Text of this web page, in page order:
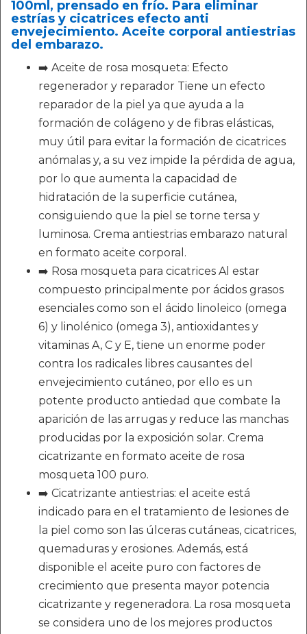
100ml, prensado en frío. Para eliminar
estrías y cicatrices efecto anti
envejecimiento. Aceite corporal antiestrias
del embarazo.
➡️ Aceite de rosa mosqueta: Efecto
regenerador y reparador Tiene un efecto
reparador de la piel ya que ayuda a la
formación de colágeno y de fibras elásticas,
muy útil para evitar la formación de cicatrices
anómalas y, a su vez impide la pérdida de agua,
por lo que aumenta la capacidad de
hidratación de la superficie cutánea,
consiguiendo que la piel se torne tersa y
luminosa. Crema antiestrias embarazo natural
en formato aceite corporal.
➡️ Rosa mosqueta para cicatrices Al estar
compuesto principalmente por ácidos grasos
esenciales como son el ácido linoleico (omega
6) y linolénico (omega 3), antioxidantes y
vitaminas A, C y E, tiene un enorme poder
contra los radicales libres causantes del
envejecimiento cutáneo, por ello es un
potente producto antiedad que combate la
aparición de las arrugas y reduce las manchas
producidas por la exposición solar. Crema
cicatrizante en formato aceite de rosa
mosqueta 100 puro.
➡️ Cicatrizante antiestrias: el aceite está
indicado para en el tratamiento de lesiones de
la piel como son las úlceras cutáneas, cicatrices,
quemaduras y erosiones. Además, está
disponible el aceite puro con factores de
crecimiento que presenta mayor potencia
cicatrizante y regeneradora. La rosa mosqueta
se considera uno de los mejores productos